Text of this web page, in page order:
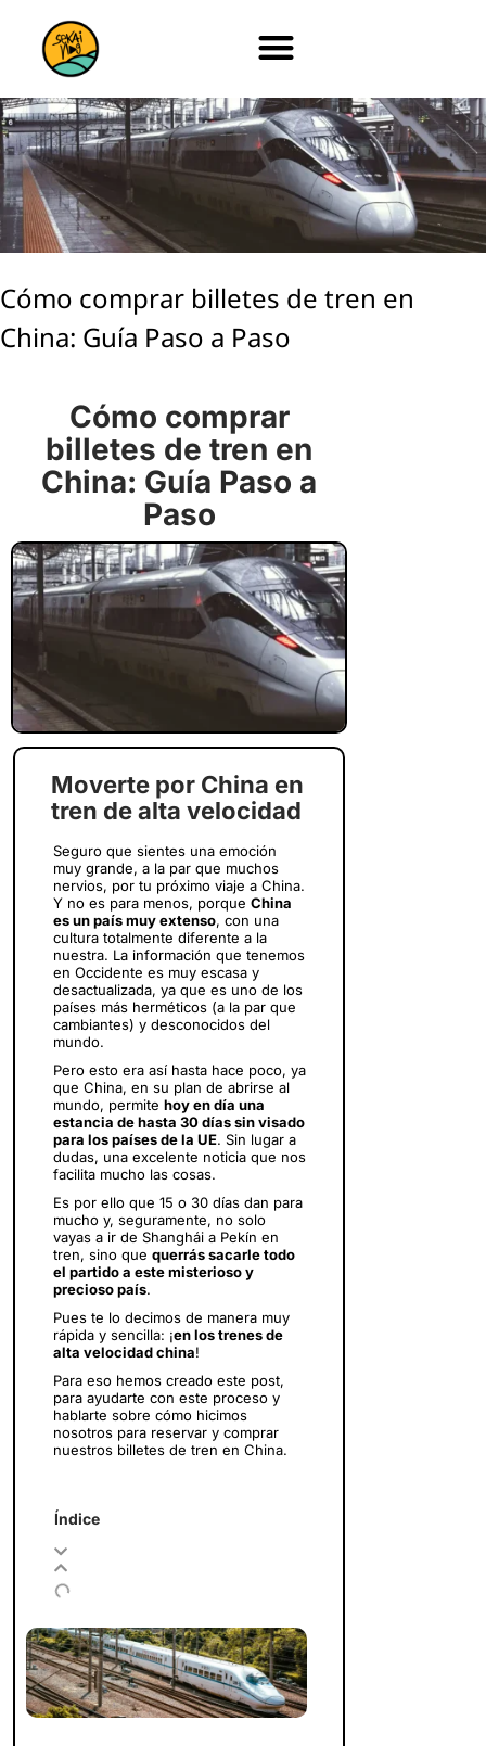
Cómo comprar billetes de tren en
China: Guía Paso a Paso
Cómo comprar
billetes de tren en
China: Guía Paso a
Paso
Moverte por China en
tren de alta velocidad
Seguro que sientes una emoción
muy grande, a la par que muchos
nervios, por tu próximo viaje a China.
Y no es para menos, porque China
es un país muy extenso, con una
cultura totalmente diferente a la
nuestra. La información que tenemos
en Occidente es muy escasa y
desactualizada, ya que es uno de los
países más herméticos (a la par que
cambiantes) y desconocidos del
mundo.
Pero esto era así hasta hace poco, ya
que China, en su plan de abrirse al
mundo, permite hoy en día una
estancia de hasta 30 días sin visado
para los países de la UE. Sin lugar a
dudas, una excelente noticia que nos
facilita mucho las cosas.
Es por ello que 15 o 30 días dan para
mucho y, seguramente, no solo
vayas a ir de Shanghái a Pekín en
tren, sino que querrás sacarle todo
el partido a este misterioso y
precioso país.
Pues te lo decimos de manera muy
rápida y sencilla: ¡en los trenes de
alta velocidad china!
Para eso hemos creado este post,
para ayudarte con este proceso y
hablarte sobre cómo hicimos
nosotros para reservar y comprar
nuestros billetes de tren en China.
Índice